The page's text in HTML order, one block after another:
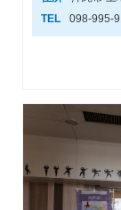
TEL
098-995-